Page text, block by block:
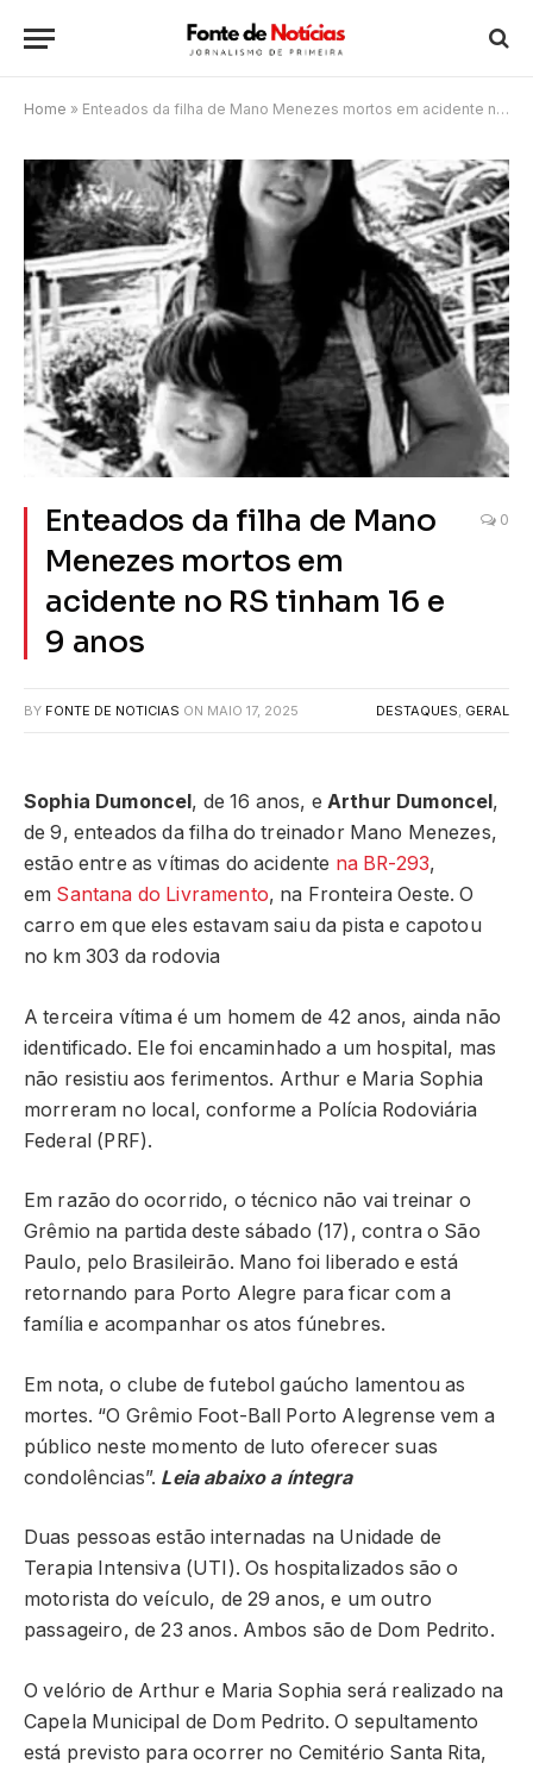
Home » Enteados da filha de Mano Menezes mortos em acidente no RS tinham 16 e 9 anos
Enteados da filha de Mano
Menezes mortos em
acidente no RS tinham 16 e
9 anos
0
BY FONTE DE NOTICIAS ON MAIO 17, 2025 DESTAQUES GERAL
Sophia Dumoncel , de 16 anos, e Arthur Dumoncel ,
de 9, enteados da filha do treinador Mano Menezes,
estão entre as vítimas do acidente na BR-293,
em Santana do Livramento, na Fronteira Oeste. O
carro em que eles estavam saiu da pista e capotou
no km 303 da rodovia
A terceira vítima é um homem de 42 anos, ainda não
identificado. Ele foi encaminhado a um hospital, mas
não resistiu aos ferimentos. Arthur e Maria Sophia
morreram no local, conforme a Polícia Rodoviária
Federal (PRF).
Em razão do ocorrido, o técnico não vai treinar o
Grêmio na partida deste sábado (17), contra o São
Paulo, pelo Brasileirão. Mano foi liberado e está
retornando para Porto Alegre para ficar com a
família e acompanhar os atos fúnebres.
Em nota, o clube de futebol gaúcho lamentou as
mortes. “O Grêmio Foot-Ball Porto Alegrense vem a
público neste momento de luto oferecer suas
condolências”. Leia abaixo a íntegra
Duas pessoas estão internadas na Unidade de
Terapia Intensiva (UTI). Os hospitalizados são o
motorista do veículo, de 29 anos, e um outro
passageiro, de 23 anos. Ambos são de Dom Pedrito.
O velório de Arthur e Maria Sophia será realizado na
Capela Municipal de Dom Pedrito. O sepultamento
está previsto para ocorrer no Cemitério Santa Rita,